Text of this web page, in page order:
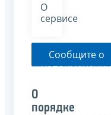
О
сервисе
Сообщите о
неприменении
указанного
О
порядке